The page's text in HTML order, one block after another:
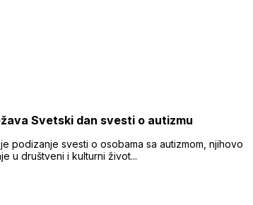
Svetski dan svesti o autizmu
podizanje svesti o osobama sa autizmom, njihovo
u društveni i kulturni život...